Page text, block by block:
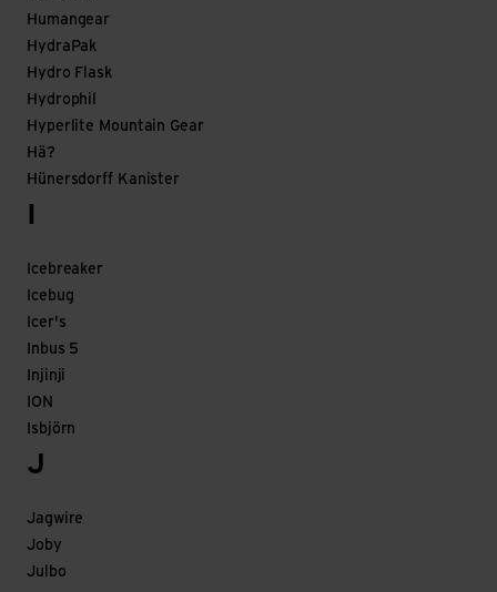
Humangear
HydraPak
Hydro Flask
Hydrophil
Hyperlite Mountain Gear
Hä?
Hünersdorff Kanister
Icebreaker
Icebug
Icer's
Inbus 5
Injinji
ION
Isbjörn
J
Jagwire
Joby
Julbo